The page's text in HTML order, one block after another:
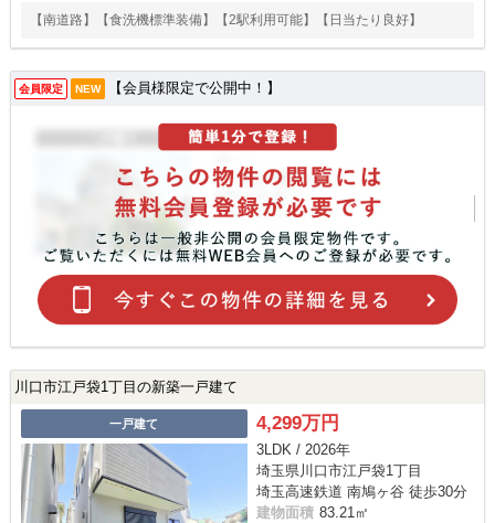
【南道路】【食洗機標準装備】【2駅利用可能】【日当たり良好】
会員限定 NEW 【会員様限定で公開中！】
川口市江戸袋1丁目の新築一戸建て
一戸建て 4,299万円
3LDK / 2026年
埼玉県川口市江戸袋1丁目
埼玉高速鉄道 南鳩ヶ谷 徒歩30分
建物面積 83.21㎡